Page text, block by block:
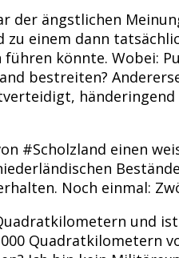
der ängstlichen
einem dann
könnte. Wobei:
bestreiten?
#Scholzland einen
Noch einmal:
und
Quadratkilometern